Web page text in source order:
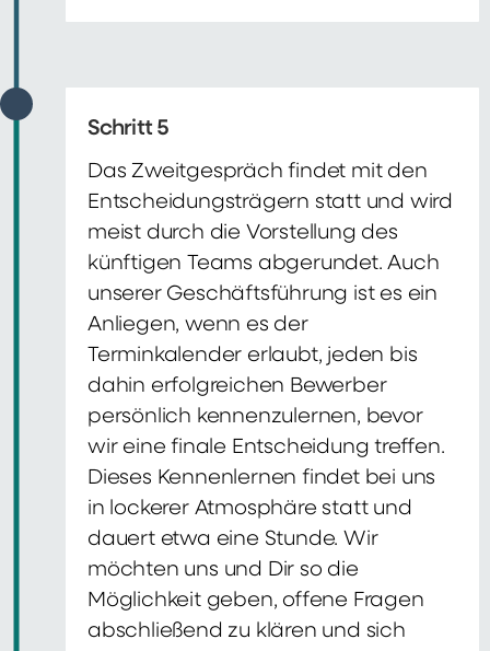
Schritt 5
Das Zweitgespräch findet mit den
Entscheidungsträgern statt und wird
meist durch die Vorstellung des
künftigen Teams abgerundet. Auch
unserer Geschäftsführung ist es ein
Anliegen, wenn es der
Terminkalender erlaubt, jeden bis
dahin erfolgreichen Bewerber
persönlich kennenzulernen, bevor
wir eine finale Entscheidung treffen.
Dieses Kennenlernen findet bei uns
in lockerer Atmosphäre statt und
dauert etwa eine Stunde. Wir
möchten uns und Dir so die
Möglichkeit geben, offene Fragen
abschließend zu klären und sich